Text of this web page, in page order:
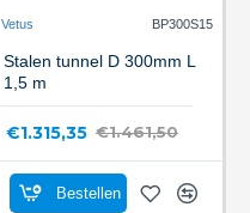
Vetus BP300S15
Stalen tunnel D 300mm L
1,5 m
€1.315,35 €1.461,50
Bestellen